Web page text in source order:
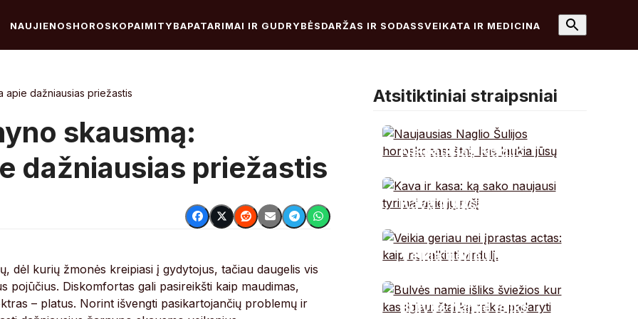
NAUJIENOSHOROSKOPAIMITYBAPATARIMAI IR GUDRYBĖSDARŽAS IR SODASSVEIKATA IR MEDICINA
apie dažniausias priežastis
skausmą:
dažniausias priežastis
dėl kurių žmonės kreipiasi į gydytojus, tačiau daugelis vis
pojūčius. Diskomfortas gali pasireikšti kaip maudimas,
– platus. Norint išvengti pasikartojančių problemų ir
Atsitiktiniai straipsniai
Naujausias Naglio
štai, kas laukia jūsų
Kava ir kasa: ką sako
ryšį
Veikia geriau nei
nukalkinti virdulį.
Bulvės namie išliks